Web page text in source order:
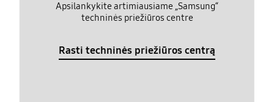
Apsilankykite artimiausiame „Samsung“
techninės priežiūros centre
Rasti techninės priežiūros centrą